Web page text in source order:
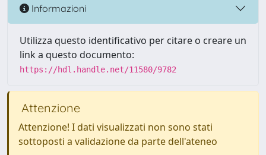
Informazioni
Utilizza questo identificativo per citare o creare un
link a questo documento:
https://hdl.handle.net/11580/9782
Attenzione
Attenzione! I dati visualizzati non sono stati
sottoposti a validazione da parte dell'ateneo